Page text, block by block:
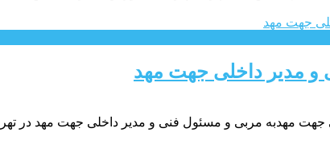
و مدیر داخلی جهت مهد
مهدبه مربی و مسئول فنی و مدیر داخلی جهت مهد در